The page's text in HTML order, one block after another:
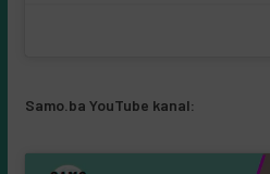
Samo.ba YouTube kanal: